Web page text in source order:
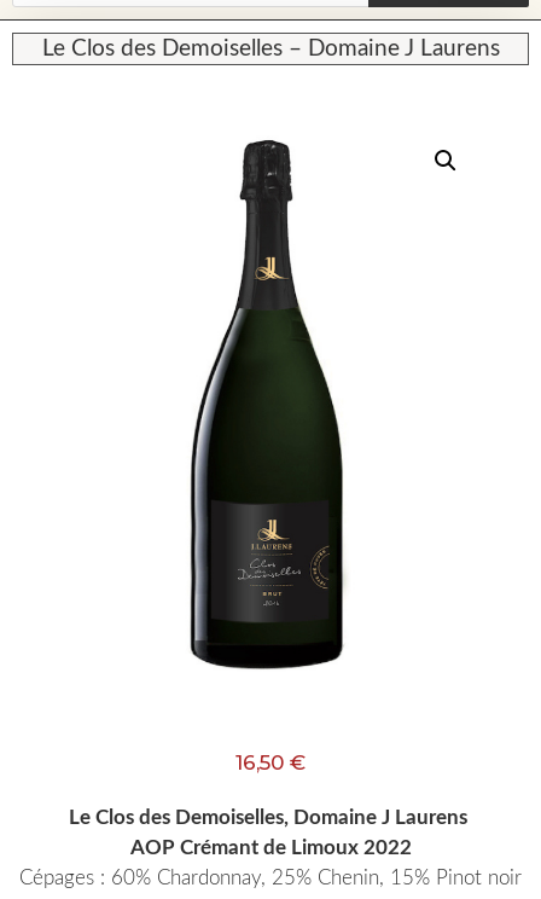
Le Clos des Demoiselles – Domaine J Laurens
16,50 €
Le Clos des Demoiselles, Domaine J Laurens
AOP Crémant de Limoux 2022
Cépages : 60% Chardonnay, 25% Chenin, 15% Pinot noir